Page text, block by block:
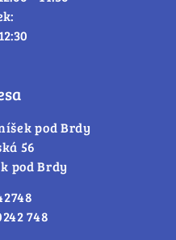
pod Brdy
56
pod Brdy
748